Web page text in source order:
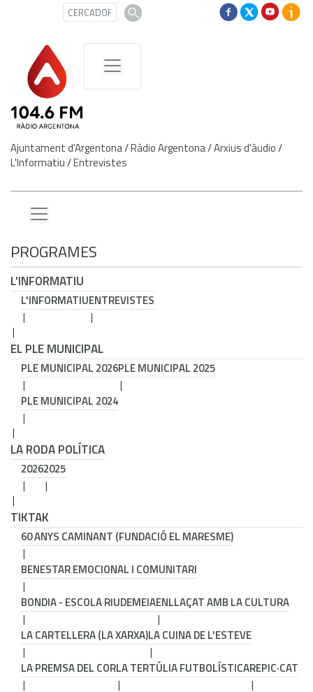
Ajuntament d'Argentona/Ràdio Argentona/Arxius d'àudio/
L'Informatiu/Entrevistes
PROGRAMES
L'INFORMATIU
L'INFORMATIUENTREVISTES
EL PLE MUNICIPAL
PLE MUNICIPAL 2026PLE MUNICIPAL 2025
PLE MUNICIPAL 2024
LA RODA POLÍTICA
20262025
TIKTAK
60 ANYS CAMINANT (FUNDACIÓ EL MARESME)
BENESTAR EMOCIONAL I COMUNITARI
BONDIA - ESCOLA RIUDEMEIAENLLAÇAT AMB LA CULTURA
LA CARTELLERA (LA XARXA)LA CUINA DE L'ESTEVE
LA PREMSA DEL CORLA TERTÚLIA FUTBOLÍSTICAREPIC·CAT